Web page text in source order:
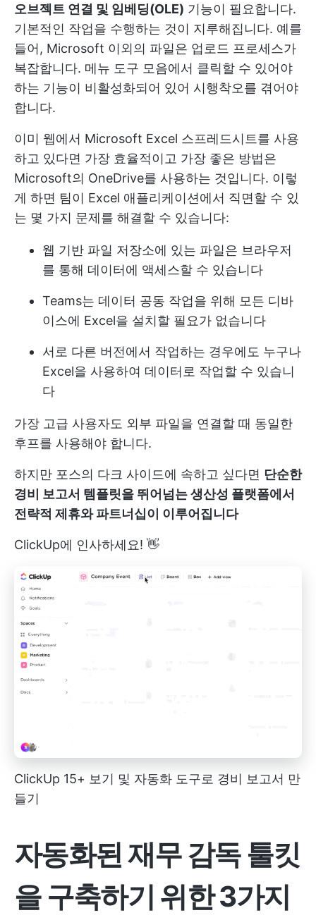
오브젝트 연결 및 임베딩(OLE) 기능이 필요합니다.
기본적인 작업을 수행하는 것이 지루해집니다. 예를
들어, Microsoft 이외의 파일은 업로드 프로세스가
복잡합니다. 메뉴 도구 모음에서 클릭할 수 있어야
하는 기능이 비활성화되어 있어 시행착오를 겪어야
합니다.
이미 웹에서 Microsoft Excel 스프레드시트를 사용
하고 있다면 가장 효율적이고 가장 좋은 방법은
Microsoft의 OneDrive를 사용하는 것입니다. 이렇
게 하면 팀이 Excel 애플리케이션에서 직면할 수 있
는 몇 가지 문제를 해결할 수 있습니다:
웹 기반 파일 저장소에 있는 파일은 브라우저
를 통해 데이터에 액세스할 수 있습니다
Teams는 데이터 공동 작업을 위해 모든 디바
이스에 Excel을 설치할 필요가 없습니다
서로 다른 버전에서 작업하는 경우에도 누구나
Excel을 사용하여 데이터로 작업할 수 있습니
다
가장 고급 사용자도 외부 파일을 연결할 때 동일한
후프를 사용해야 합니다.
하지만 포스의 다크 사이드에 속하고 싶다면 단순한
경비 보고서 템플릿을 뛰어넘는 생산성 플랫폼에서
전략적 제휴와 파트너십이 이루어집니다
ClickUp에 인사하세요! 👋
ClickUp 15+ 보기 및 자동화 도구로 경비 보고서 만
들기
자동화된 재무 감독 툴킷
을 구축하기 위한 3가지